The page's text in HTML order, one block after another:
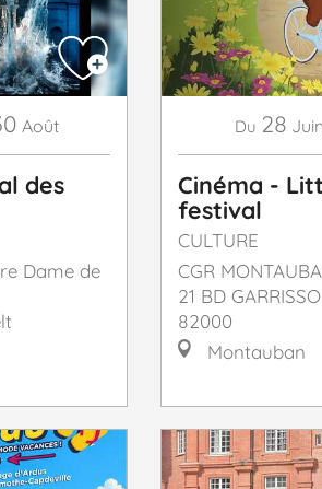
Août
des
Dame de
Du 28 Juin
Cinéma -
festival
CULTURE
CGR
21 BD
82000
Montauban